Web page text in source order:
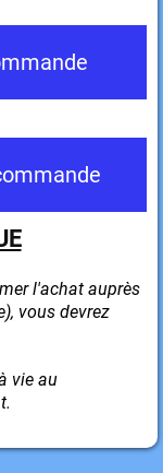
l'achat auprès
vous devrez
vie au